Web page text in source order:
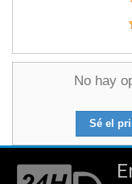
No hay
Sé el